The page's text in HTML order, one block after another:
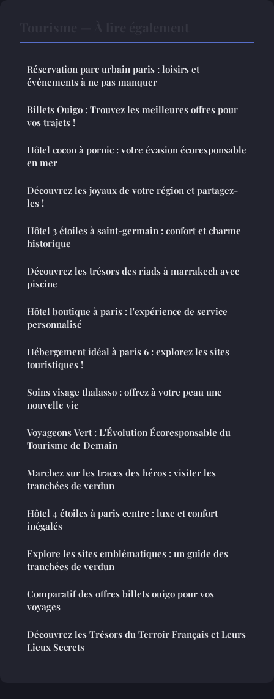
Réservation parc urbain paris : loisirs et
événements à ne pas manquer
Billets Ouigo : Trouvez les meilleures offres pour
vos trajets !
Hôtel cocon à pornic : votre évasion écoresponsable
en mer
Découvrez les joyaux de votre région et partagez-
les !
Hôtel 3 étoiles à saint-germain : confort et charme
historique
Découvrez les trésors des riads à marrakech avec
piscine
Hôtel boutique à paris : l'expérience de service
personnalisé
Hébergement idéal à paris 6 : explorez les sites
touristiques !
Soins visage thalasso : offrez à votre peau une
nouvelle vie
Voyageons Vert : L'Évolution Écoresponsable du
Tourisme de Demain
Marchez sur les traces des héros : visiter les
tranchées de verdun
Hôtel 4 étoiles à paris centre : luxe et confort
inégalés
Explore les sites emblématiques : un guide des
tranchées de verdun
Comparatif des offres billets ouigo pour vos
voyages
Découvrez les Trésors du Terroir Français et Leurs
Lieux Secrets